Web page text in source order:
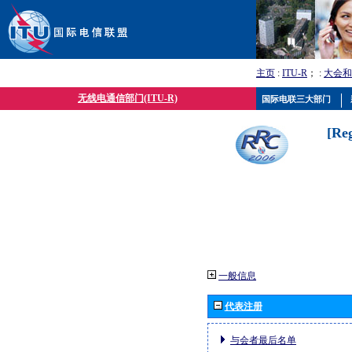
主页 : ITU-R ； : 大会
无线电通信部门(ITU-R)
一般信息
代表注册
与会者最后名单
国际电联三大部门